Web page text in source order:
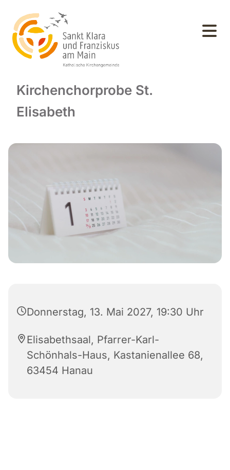
Kirchenchorprobe St.
Elisabeth
Donnerstag, 13. Mai 2027, 19:30 Uhr
Elisabethsaal, Pfarrer-Karl-
Schönhals-Haus, Kastanienallee 68,
63454 Hanau